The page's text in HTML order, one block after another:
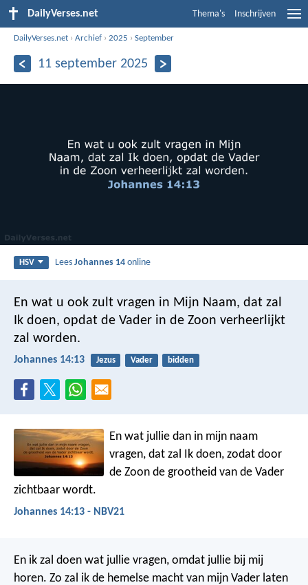
DailyVerses.net Thema's Inschrijven
DailyVerses.net ›Archief ›2025 ›September
11 september 2025
HSV LeesJohannes 14 online
En wat u ook zult vragen in Mijn Naam, dat zal
Ik doen, opdat de Vader in de Zoon verheerlijkt
zal worden.
Johannes 14:13 Jezus Vader bidden
En wat jullie dan in mijn naam
vragen, dat zal Ik doen, zodat door
de Zoon de grootheid van de Vader
zichtbaar wordt.
Johannes 14:13 - NBV21
En ik zal doen wat jullie vragen, omdat jullie bij mij
horen. Zo zal ik de hemelse macht van mijn Vader laten